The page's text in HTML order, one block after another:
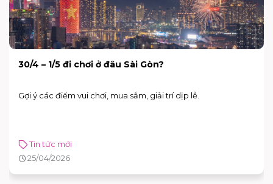
30/4 – 1/5 đi chơi ở đâu Sài Gòn?
Gợi ý các điểm vui chơi, mua sắm, giải trí dịp lễ.
Tin tức mới
25/04/2026